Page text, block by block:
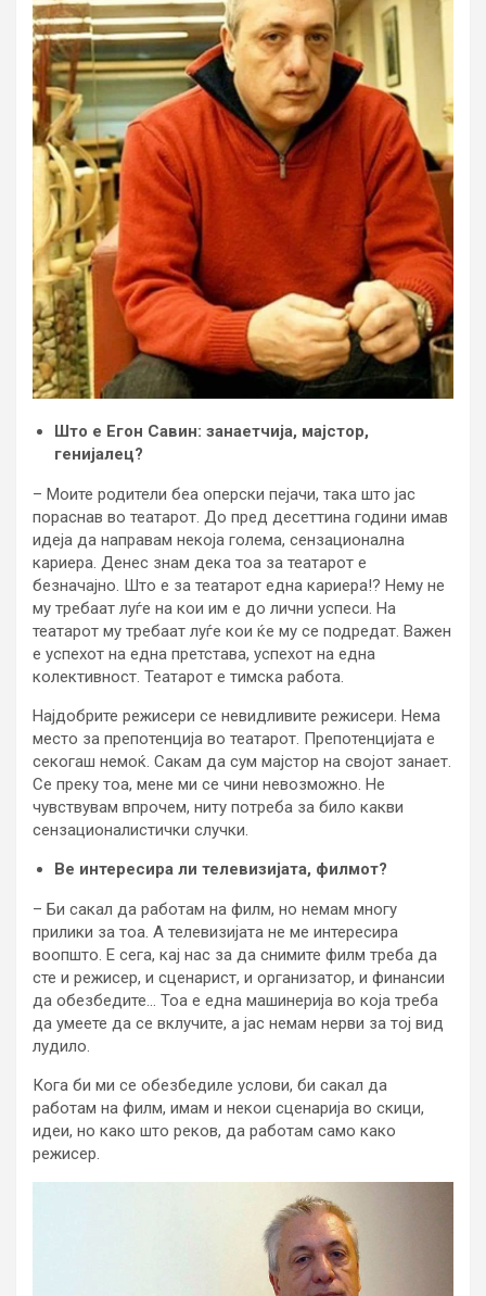
Што е Егон Савин: занаетчија, мајстор,
генијалец?
– Моите родители беа оперски пејачи, така што јас
пораснав во театарот. До пред десеттина години имав
идеја да направам некоја голема, сензационална
кариера. Денес знам дека тоа за театарот е
безначајно. Што е за театарот една кариера!? Нему не
му требаат луѓе на кои им е до лични успеси. На
театарот му требаат луѓе кои ќе му се подредат. Важен
е успехот на една претстава, успехот на една
колективност. Театарот е тимска работа.
Најдобрите режисери се невидливите режисери. Нема
место за препотенција во театарот. Препотенцијата е
секогаш немоќ. Сакам да сум мајстор на својот занает.
Се преку тоа, мене ми се чини невозможно. Не
чувствувам впрочем, ниту потреба за било какви
сензационалистички случки.
Ве интересира ли телевизијата, филмот?
– Би сакал да работам на филм, но немам многу
прилики за тоа. А телевизијата не ме интересира
воопшто. Е сега, кај нас за да снимите филм треба да
сте и режисер, и сценарист, и организатор, и финансии
да обезбедите… Тоа е една машинерија во која треба
да умеете да се вклучите, а јас немам нерви за тој вид
лудило.
Кога би ми се обезбедиле услови, би сакал да
работам на филм, имам и некои сценарија во скици,
идеи, но како што реков, да работам само како
режисер.